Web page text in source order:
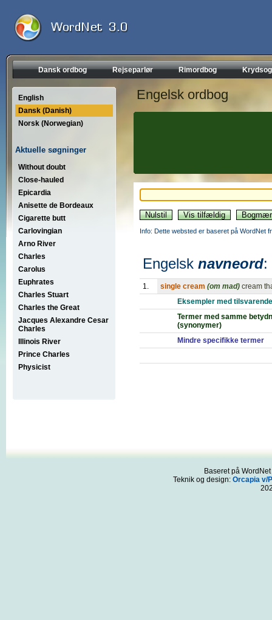
Dansk ordbog Rejseparlør Rimordbog
English
Dansk (Danish)
Norsk (Norwegian)
Aktuelle søgninger
Without doubt
Close-hauled
Epicardia
Anisette de Bordeaux
Cigarette butt
Carlovingian
Arno River
Charles
Carolus
Euphrates
Charles Stuart
Charles the Great
Jacques Alexandre Cesar
Charles
Illinois River
Prince Charles
Physicist
Engelsk ordbog
Info: Dette websted er baseret på WordNet
Engelsk navneord:
1. single cream (om mad) cream
Eksempler med
Termer med samme
(synonymer)
Mindre specifikke termer
Baseret på
Teknik og design: Orcapia v/